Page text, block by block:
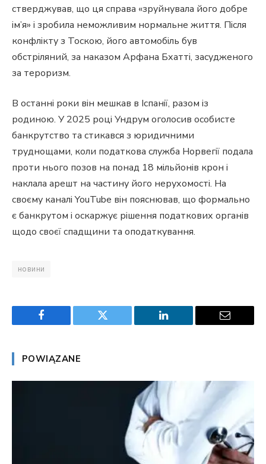
стверджував, що ця справа «зруйнувала його добре
ім’я» і зробила неможливим нормальне життя. Після
конфлікту з Тоскою, його автомобіль був
обстріляний, за наказом Арфана Бхатті, засудженого
за тероризм.
В останні роки він мешкав в Іспанії, разом із
родиною. У 2025 році Ундрум оголосив особисте
банкрутство та стикався з юридичними
труднощами, коли податкова служба Норвегії подала
проти нього позов на понад 18 мільйонів крон і
наклала арешт на частину його нерухомості. На
своєму каналі YouTube він пояснював, що формально
є банкрутом і оскаржує рішення податкових органів
щодо своєї спадщини та оподаткування.
новини
Facebook Twitter LinkedIn Email
POWIĄZANE